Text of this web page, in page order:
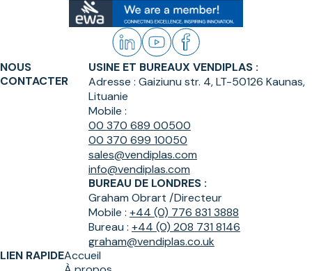
NOUS
CONTACTER
USINE ET BUREAUX VENDIPLAS :
Adresse : Gaiziunu str. 4, LT-50126 Kaunas,
Lituanie
Mobile :
00 370 689 00500
00 370 699 10050
sales@vendiplas.com
info@vendiplas.com
BUREAU DE LONDRES :
Graham Obrart /Directeur
Mobile : +44 (0) 776 831 3888
Bureau : +44 (0) 208 731 8146
graham@vendiplas.co.uk
LIEN RAPIDEAccueil